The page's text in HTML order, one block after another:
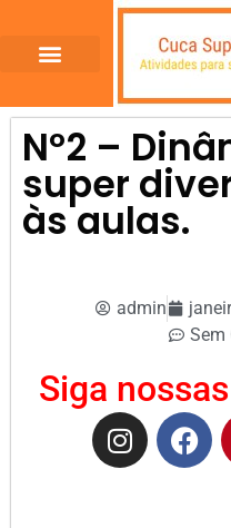
Nº2 –
super
às aulas.
admin
Sem
Siga